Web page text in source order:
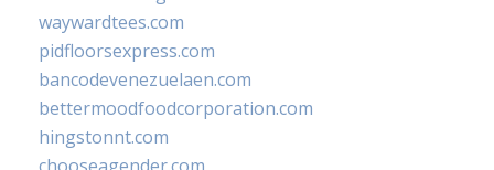
waywardtees.com
pidfloorsexpress.com
bancodevenezuelaen.com
bettermoodfoodcorporation.com
hingstonnt.com